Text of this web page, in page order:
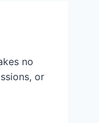
no
or